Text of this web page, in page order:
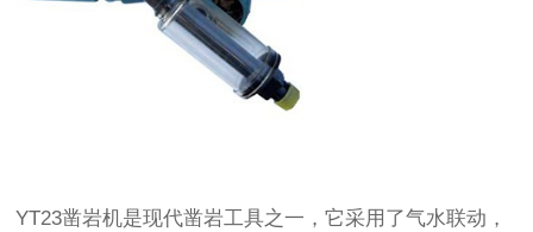
YT23凿岩机是现代凿岩工具之一，它采用了气水联动，